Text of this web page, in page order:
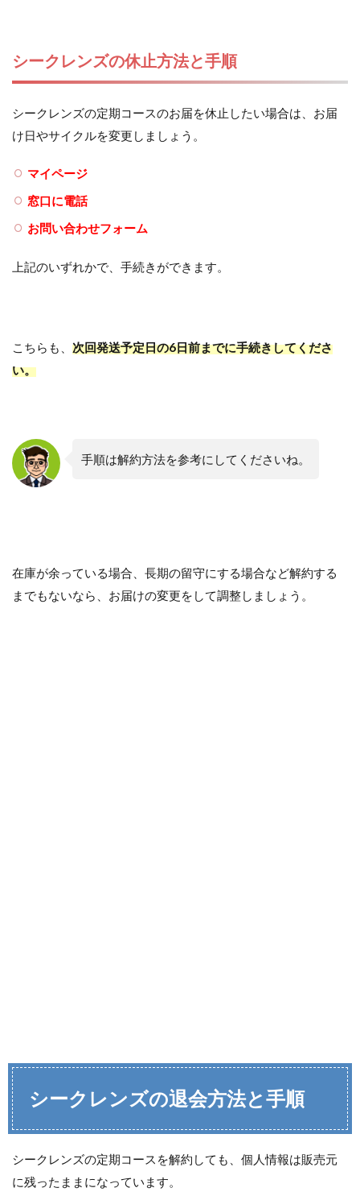
シークレンズの休止方法と手順
シークレンズの定期コースのお届を休止したい場合は、お届
け日やサイクルを変更しましょう。
マイページ
窓口に電話
お問い合わせフォーム
上記のいずれかで、手続きができます。
こちらも、 次回発送予定日の6日前までに手続きしてくださ
い。
手順は解約方法を参考にしてくださいね。
在庫が余っている場合、長期の留守にする場合など解約する
までもないなら、お届けの変更をして調整しましょう。
シークレンズの退会方法と手順
シークレンズの定期コースを解約しても、個人情報は販売元
に残ったままになっています。